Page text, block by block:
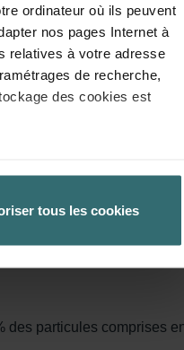
ordinateur où ils peuvent
nos pages Internet à
relatives à votre adresse
de recherche,
des cookies est
en conséquence
ordinateur. Vous pouvez
concerné désactive
de notre site Web ne
tous les cookies
augmente la surface,
et doivent être
ventilée et que de l'air
de haute qualité. Les
des filtres plus grossiers.
mois).
particules comprises